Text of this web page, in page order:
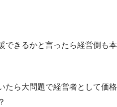
できるかと言ったら経営側も本
たら大問題で経営者として価格